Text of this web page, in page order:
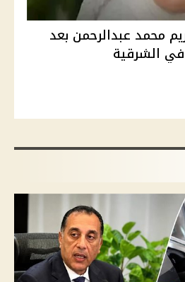
محمد عبدالرحمن بعد
الشرقية